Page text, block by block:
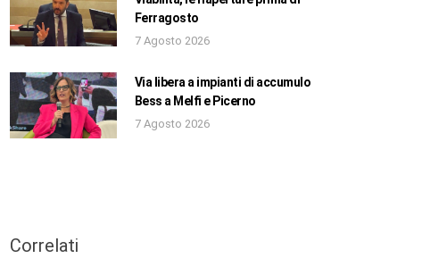
Ferragosto
7 Agosto 2026
Via libera a impianti di accumulo
Bess a Melfi e Picerno
7 Agosto 2026
Correlati